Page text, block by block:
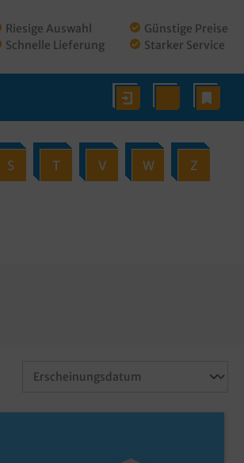
Riesige Auswahl
Schnelle Lieferung
Günstige Preise
Starker Service
S T V W Z